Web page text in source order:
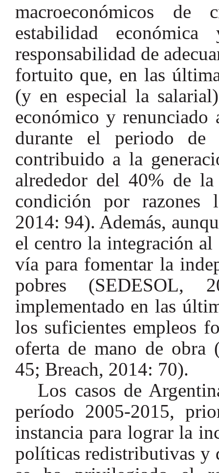
macroeconómicos
estabilidad
responsabilidad de
fortuito que, en las
(y en especial la
económico y renunciado
durante el periodo
contribuido a la
alrededor del 40% de
condición por razones
2014: 94). Además,
el centro la integración
vía para fomentar la
pobres (SEDESOL,
implementado en las
los suficientes empleos
oferta de mano de obra
45; Breach, 2014: 70).
Los casos de
período 2005-2015,
instancia para lograr la
políticas redistributivas y